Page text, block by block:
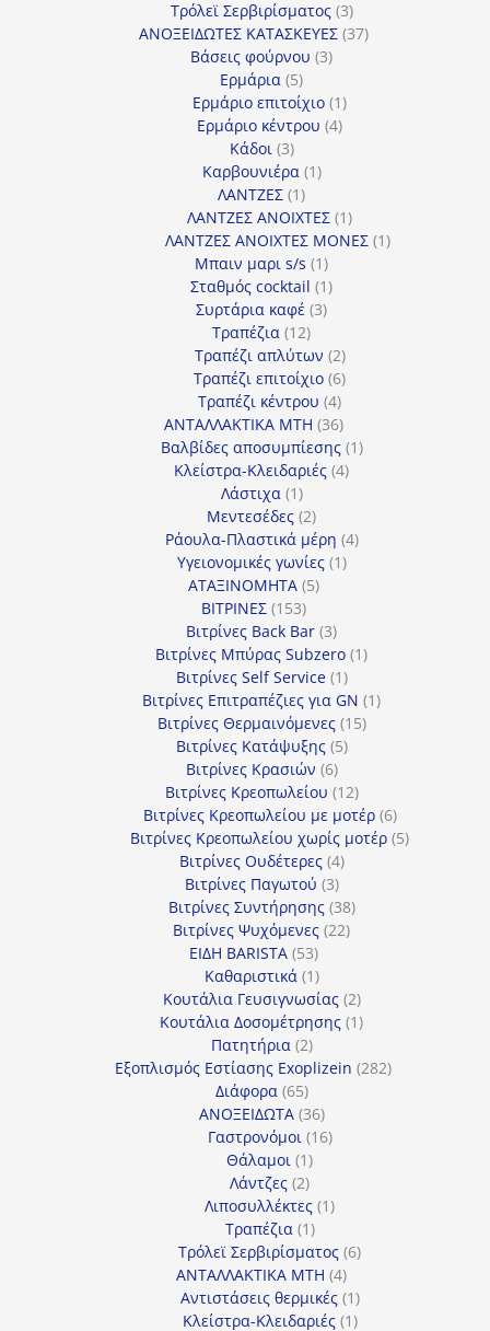
προϊόντα
Τρόλεϊ Σερβιρίσματος 33
προϊόντα
ΑΝΟΞΕΙΔΩΤΕΣ ΚΑΤΑΣΚΕΥΕΣ 3737
Βάσεις φούρνου 33
Ερμάρια 55
προϊόντα
Ερμάριο επιτοίχιο 11
προϊόν
Ερμάριο κέντρου 44
Κάδοι 33
προϊόντα
Καρβουνιέρα 11
ΛΑΝΤΖΕΣ 11
προϊόν
ΛΑΝΤΖΕΣ ΑΝΟΙΧΤΕΣ 11
προϊόν
ΛΑΝΤΖΕΣ ΑΝΟΙΧΤΕΣ ΜΟΝΕΣ 11
Μπαιν μαρι s/s 11
προϊόν
Σταθμός cocktail 11
Συρτάρια καφέ 33
Τραπέζια 1212
προϊόντα
Τραπέζι απλύτων 22
προϊόντα
Τραπέζι επιτοίχιο 66
προϊόντα
Τραπέζι κέντρου 44
προϊόντα
ΑΝΤΑΛΛΑΚΤΙΚΑ MTH 3636
προϊόντα
Βαλβίδες αποσυμπίεσης 11
Κλείστρα-Κλειδαριές 44
Λάστιχα 11
προϊόν
Μεντεσέδες 22
προϊόντα
Ράουλα-Πλαστικά μέρη 44
Υγειονομικές γωνίες 11
ΑΤΑΞΙΝΟΜΗΤΑ 55
ΒΙΤΡΙΝΕΣ 153153
προϊόντα
Βιτρίνες Back Bar 33
προϊόντα
Βιτρίνες Mπύρας Subzero 11
Βιτρίνες Self Service 11
προϊόν
Βιτρίνες Επιτραπέζιες για GN 11
Βιτρίνες Θερμαινόμενες 1515
Βιτρίνες Κατάψυξης 55
Βιτρίνες Κρασιών 66
προϊόντα
Βιτρίνες Κρεοπωλείου 1212
προϊόντα
Βιτρίνες Κρεοπωλείου με μοτέρ 66
προϊόντα
Βιτρίνες Κρεοπωλείου χωρίς μοτέρ 55
Βιτρίνες Ουδέτερες 44
προϊόντα
Βιτρίνες Παγωτού 33
προϊόντα
Βιτρίνες Συντήρησης 3838
προϊόντα
Βιτρίνες Ψυχόμενες 2222
ΕΙΔΗ BARISTA 5353
προϊόντα
Καθαριστικά 11
προϊόν
Κουτάλια Γευσιγνωσίας 22
προϊόντα
Κουτάλια Δοσομέτρησης 11
Πατητήρια 22
προϊόντα
Εξοπλισμός Εστίασης Exoplizein 282282
Διάφορα 6565
προϊόντα
ΑΝΟΞΕΙΔΩΤΑ 3636
προϊόντα
Γαστρονόμοι 1616
Θάλαμοι 11
προϊόν
Λάντζες 22
προϊόντα
Λιποσυλλέκτες 11
Τραπέζια 11
προϊόν
Τρόλεϊ Σερβιρίσματος 66
ΑΝΤΑΛΛΑΚΤΙΚΑ MTH 44
προϊόντα
Αντιστάσεις θερμικές 11
προϊόν
Κλείστρα-Κλειδαριές 11